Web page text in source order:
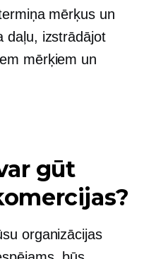
mērķus un
daļu, izstrādājot
mērķiem un
gūt
organizācijas